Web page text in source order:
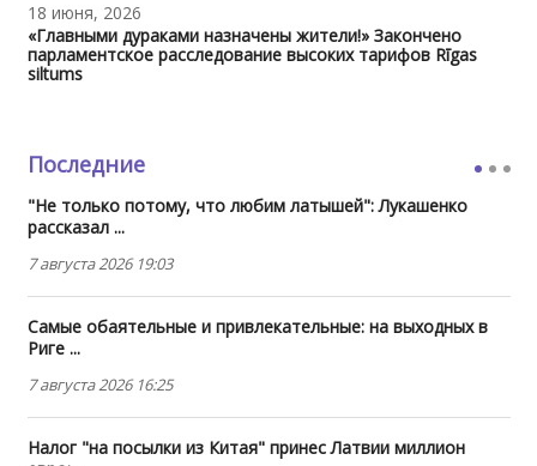
18 июня, 2026
«Главными дураками назначены жители!» Закончено
парламентское расследование высоких тарифов Rīgas
siltums
Последние
"Не только потому, что любим латышей": Лукашенко
рассказал ...
7 августа 2026 19:03
Самые обаятельные и привлекательные: на выходных в
Риге ...
7 августа 2026 16:25
Налог "на посылки из Китая" принес Латвии миллион